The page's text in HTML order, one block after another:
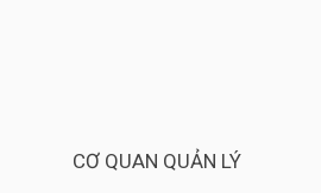
CƠ QUAN QUẢN LÝ